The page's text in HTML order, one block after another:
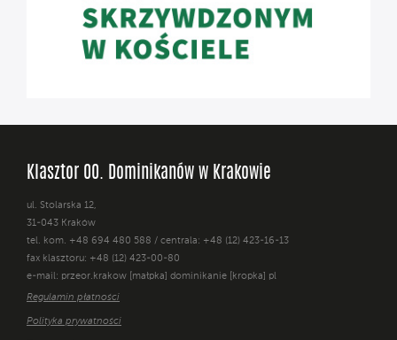
Klasztor OO. Dominikanów w Krakowie
ul. Stolarska 12,
31-043 Kraków
tel. kom. +48 694 480 588 / centrala: +48 (12) 423-16-13
fax klasztoru: +48 (12) 423-00-80
e-mail: przeor.krakow [małpka] dominikanie [kropka] pl
Regulamin płatności
Polityka prywatności